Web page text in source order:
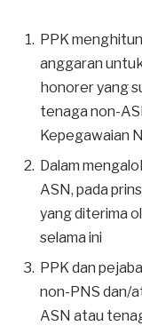
PPK
anggaran
honorer yang
tenaga non-
Kepegawaian
Dalam
ASN, pada
yang diterima
selama ini
PPK dan
non-PNS dan/
ASN atau